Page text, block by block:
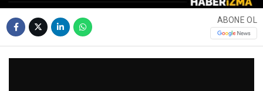
ABONE OL